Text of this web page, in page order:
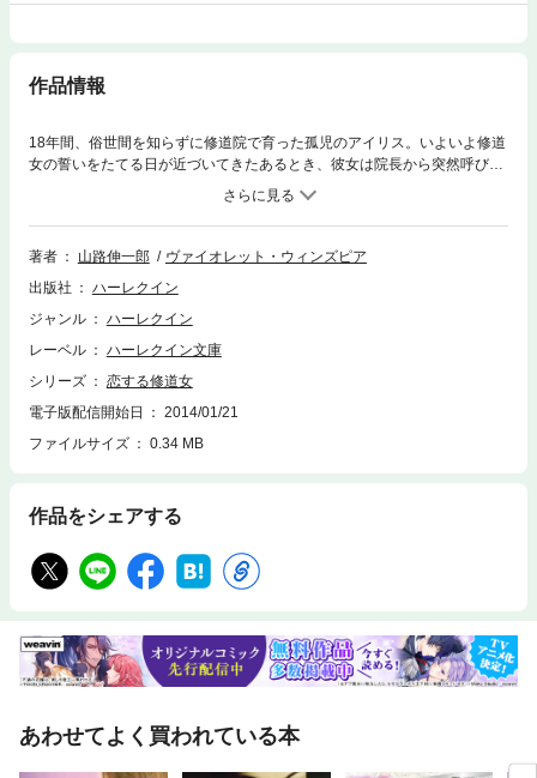
作品情報
18年間、俗世間を知らずに修道院で育った孤児のアイリス。いよいよ修道
女の誓いをたてる日が近づいてきたあるとき、彼女は院長から突然呼びだ
され、驚くべきことを告げられる。ギリシアの大富豪ゾナーの屋敷にしば
らく滞在し、彼の息子の家庭教師をするようにというのだ。初めて知る贅
沢な暮らしに罪悪感を覚えるアイリスだったが、何より彼女を恐れさせた
のは、男らしいゾナーの存在だった。なんて罪深い人。そばにいるだけで
さらなる試練を与え……。
著者 山路伸一郎
ヴァイオレット・ウィンズピア
出版社
ハーレクイン
ジャンル
ハーレクイン
レーベル
ハーレクイン文庫
シリーズ
恋する修道女
電子版配信開始日
2014/01/21
ファイルサイズ
0.34 MB
作品をシェアする
あわせてよく買われている本